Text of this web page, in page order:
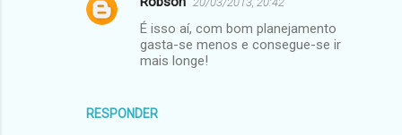
RESPONDER
É isso aí, com bom planejamento
gasta-se menos e consegue-se ir
mais longe!